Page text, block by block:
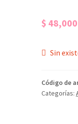
$ 48,000
Sin
Código de
Categorías: